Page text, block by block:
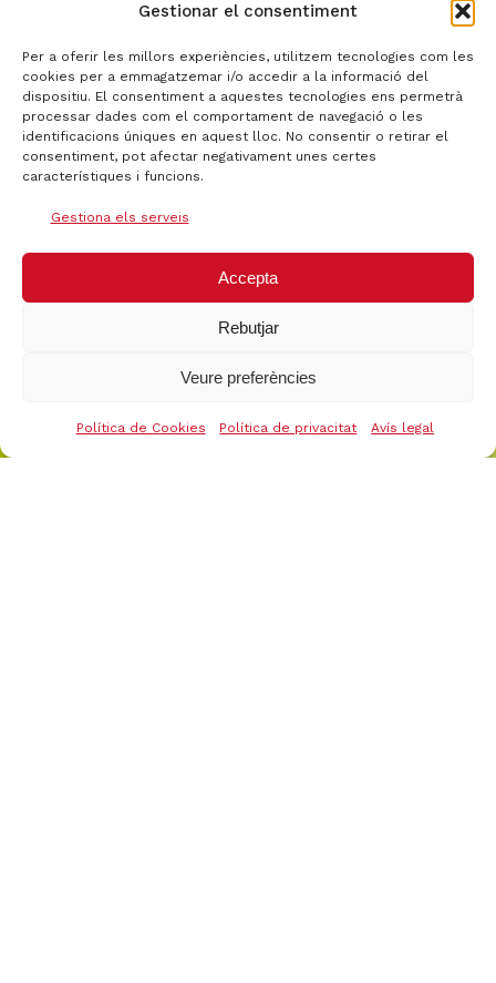
Gestionar el consentiment
Per a oferir les millors experiències, utilitzem tecnologies com les
cookies per a emmagatzemar i/o accedir a la informació del
dispositiu. El consentiment a aquestes tecnologies ens permetrà
processar dades com el comportament de navegació o les
identificacions úniques en aquest lloc. No consentir o retirar el
consentiment, pot afectar negativament unes certes
característiques i funcions.
Gestiona els serveis
Accepta
Rebutjar
Veure preferències
Política de Cookies Política de privacitat Avís legal